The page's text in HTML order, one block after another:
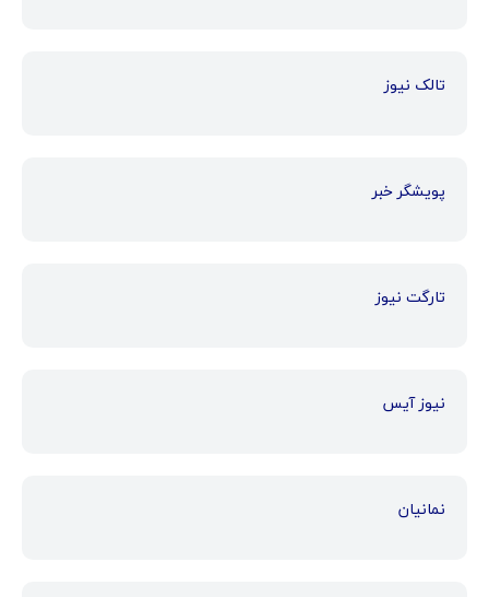
تالک نیوز
پویشگر خبر
تارگت نیوز
نیوز آیس
نمانیان